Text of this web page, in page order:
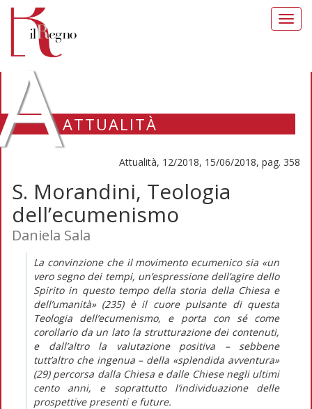
ATTUALITÀ
Attualità, 12/2018, 15/06/2018, pag. 358
S. Morandini, Teologia
dell’ecumenismo
Daniela Sala
La convinzione che il movimento ecumenico sia «un
vero segno dei tempi, un’espressione dell’agire dello
Spirito in questo tempo della storia della Chiesa e
dell’umanità» (235) è il cuore pulsante di questa
Teologia dell’ecumenismo, e porta con sé come
corollario da un lato la strutturazione dei contenuti,
e dall’altro la valutazione positiva – sebbene
tutt’altro che ingenua – della «splendida avventura»
(29) percorsa dalla Chiesa e dalle Chiese negli ultimi
cento anni, e soprattutto l’individuazione delle
prospettive presenti e future.